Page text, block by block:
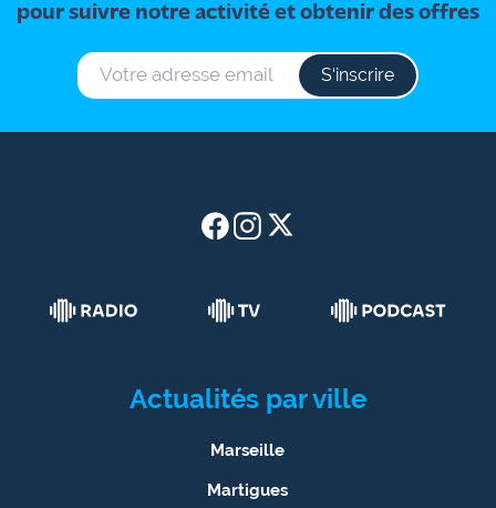
pour suivre notre activité et obtenir des offres
S‘inscrire
Actualités par ville
Marseille
Martigues